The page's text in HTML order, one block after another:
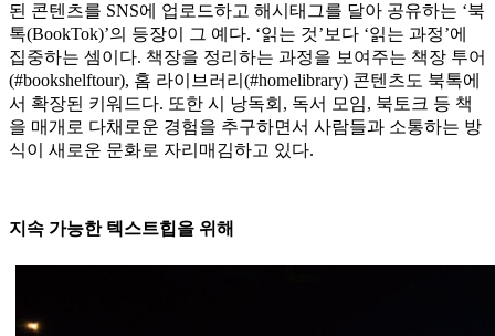
된 콘텐츠를 SNS에 업로드하고 해시태그를 달아 공유하는 ‘북
톡(BookTok)’의 등장이 그 예다. ‘읽는 것’보다 ‘읽는 과정’에
집중하는 셈이다. 책장을 정리하는 과정을 보여주는 책장 투어
(#bookshelftour), 홈 라이브러리(#homelibrary) 콘텐츠도 북톡에
서 확장된 키워드다. 또한 시 낭독회, 독서 모임, 북토크 등 책
을 매개로 다채로운 경험을 추구하면서 사람들과 소통하는 방
식이 새로운 문화로 자리매김하고 있다.
지속 가능한 텍스트힙을 위해